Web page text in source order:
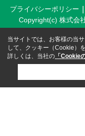
プライバシーポリシー
Copyright(c) 株式会
当サイトでは、お客様の当
して、クッキー（Cookie）
詳しくは、当社の 「Cookie